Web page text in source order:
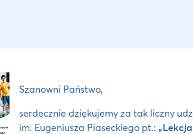
Szanowni Państwo,
serdecznie dziękujemy za tak liczny
im. Eugeniusza Piaseckiego pt.: